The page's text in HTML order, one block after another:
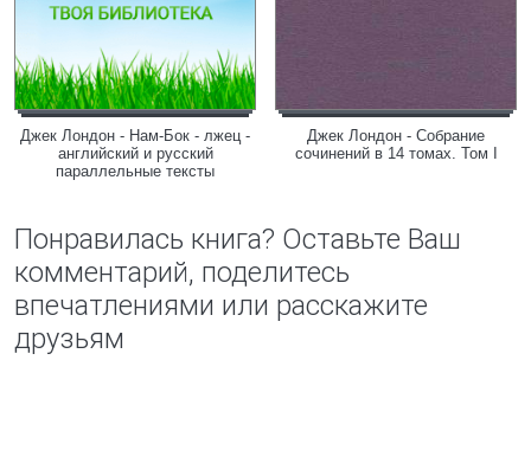
Джек Лондон - Нам-Бок - лжец -
английский и русский
параллельные тексты
Джек Лондон - Собрание
сочинений в 14 томах. Том I
Понравилась книга? Оставьте Ваш
комментарий, поделитесь
впечатлениями или расскажите
друзьям